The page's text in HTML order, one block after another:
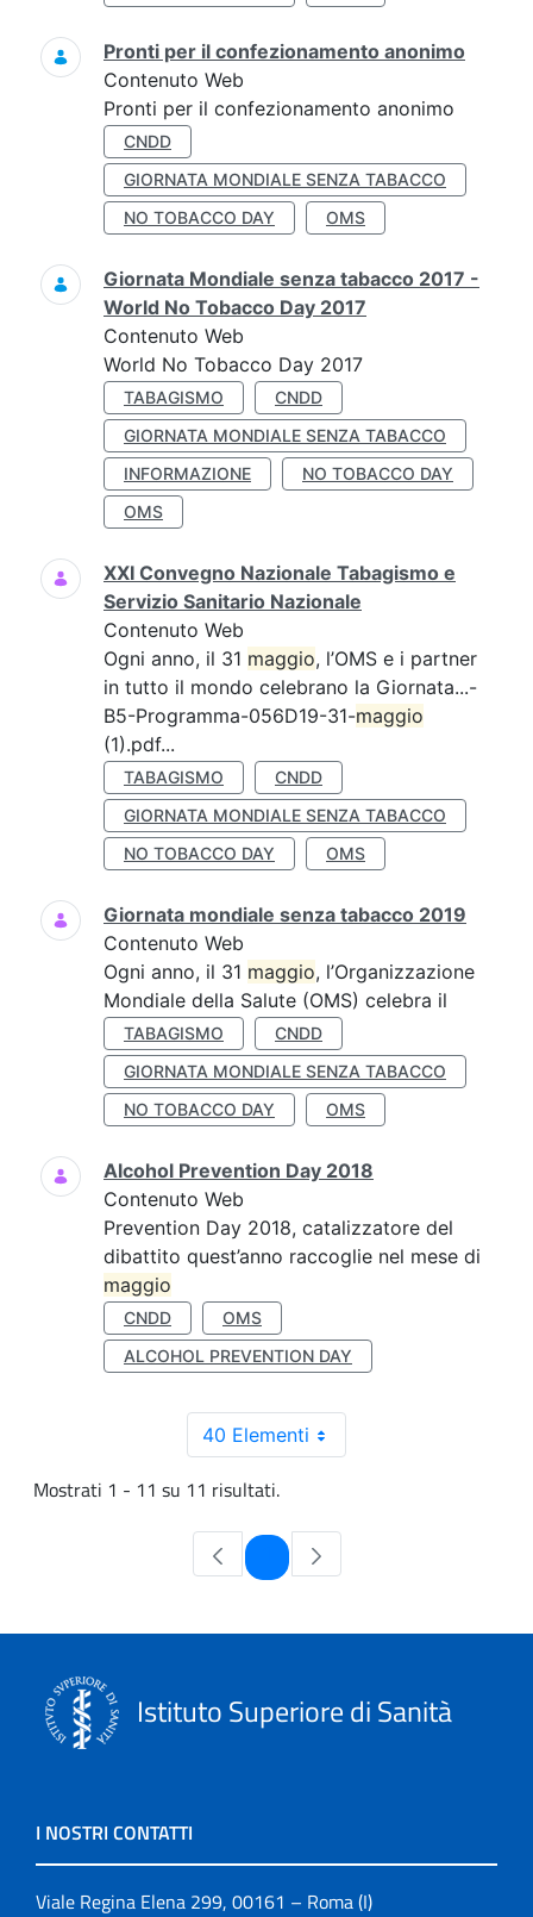
Pronti per il confezionamento anonimo
Contenuto Web
Pronti per il confezionamento anonimo
CNDD
GIORNATA MONDIALE SENZA TABACCO
NO TOBACCO DAY
OMS
Giornata Mondiale senza tabacco 2017 -
World No Tobacco Day 2017
Contenuto Web
World No Tobacco Day 2017
TABAGISMO
CNDD
GIORNATA MONDIALE SENZA TABACCO
INFORMAZIONE
NO TOBACCO DAY
OMS
XXI Convegno Nazionale Tabagismo e
Servizio Sanitario Nazionale
Contenuto Web
Ogni anno, il 31 maggio, l’OMS e i partner
in tutto il mondo celebrano la Giornata...-
B5-Programma-056D19-31-maggio
(1).pdf...
TABAGISMO
CNDD
GIORNATA MONDIALE SENZA TABACCO
NO TOBACCO DAY
OMS
Giornata mondiale senza tabacco 2019
Contenuto Web
Ogni anno, il 31 maggio, l’Organizzazione
Mondiale della Salute (OMS) celebra il
TABAGISMO
CNDD
GIORNATA MONDIALE SENZA TABACCO
NO TOBACCO DAY
OMS
Alcohol Prevention Day 2018
Contenuto Web
Prevention Day 2018, catalizzatore del
dibattito quest’anno raccoglie nel mese di
maggio
CNDD
OMS
ALCOHOL PREVENTION DAY
40 Elementi
Mostrati 1 - 11 su 11 risultati.
Pagina
Istituto Superiore di Sanità
I NOSTRI CONTATTI
Viale Regina Elena 299, 00161 – Roma (I)